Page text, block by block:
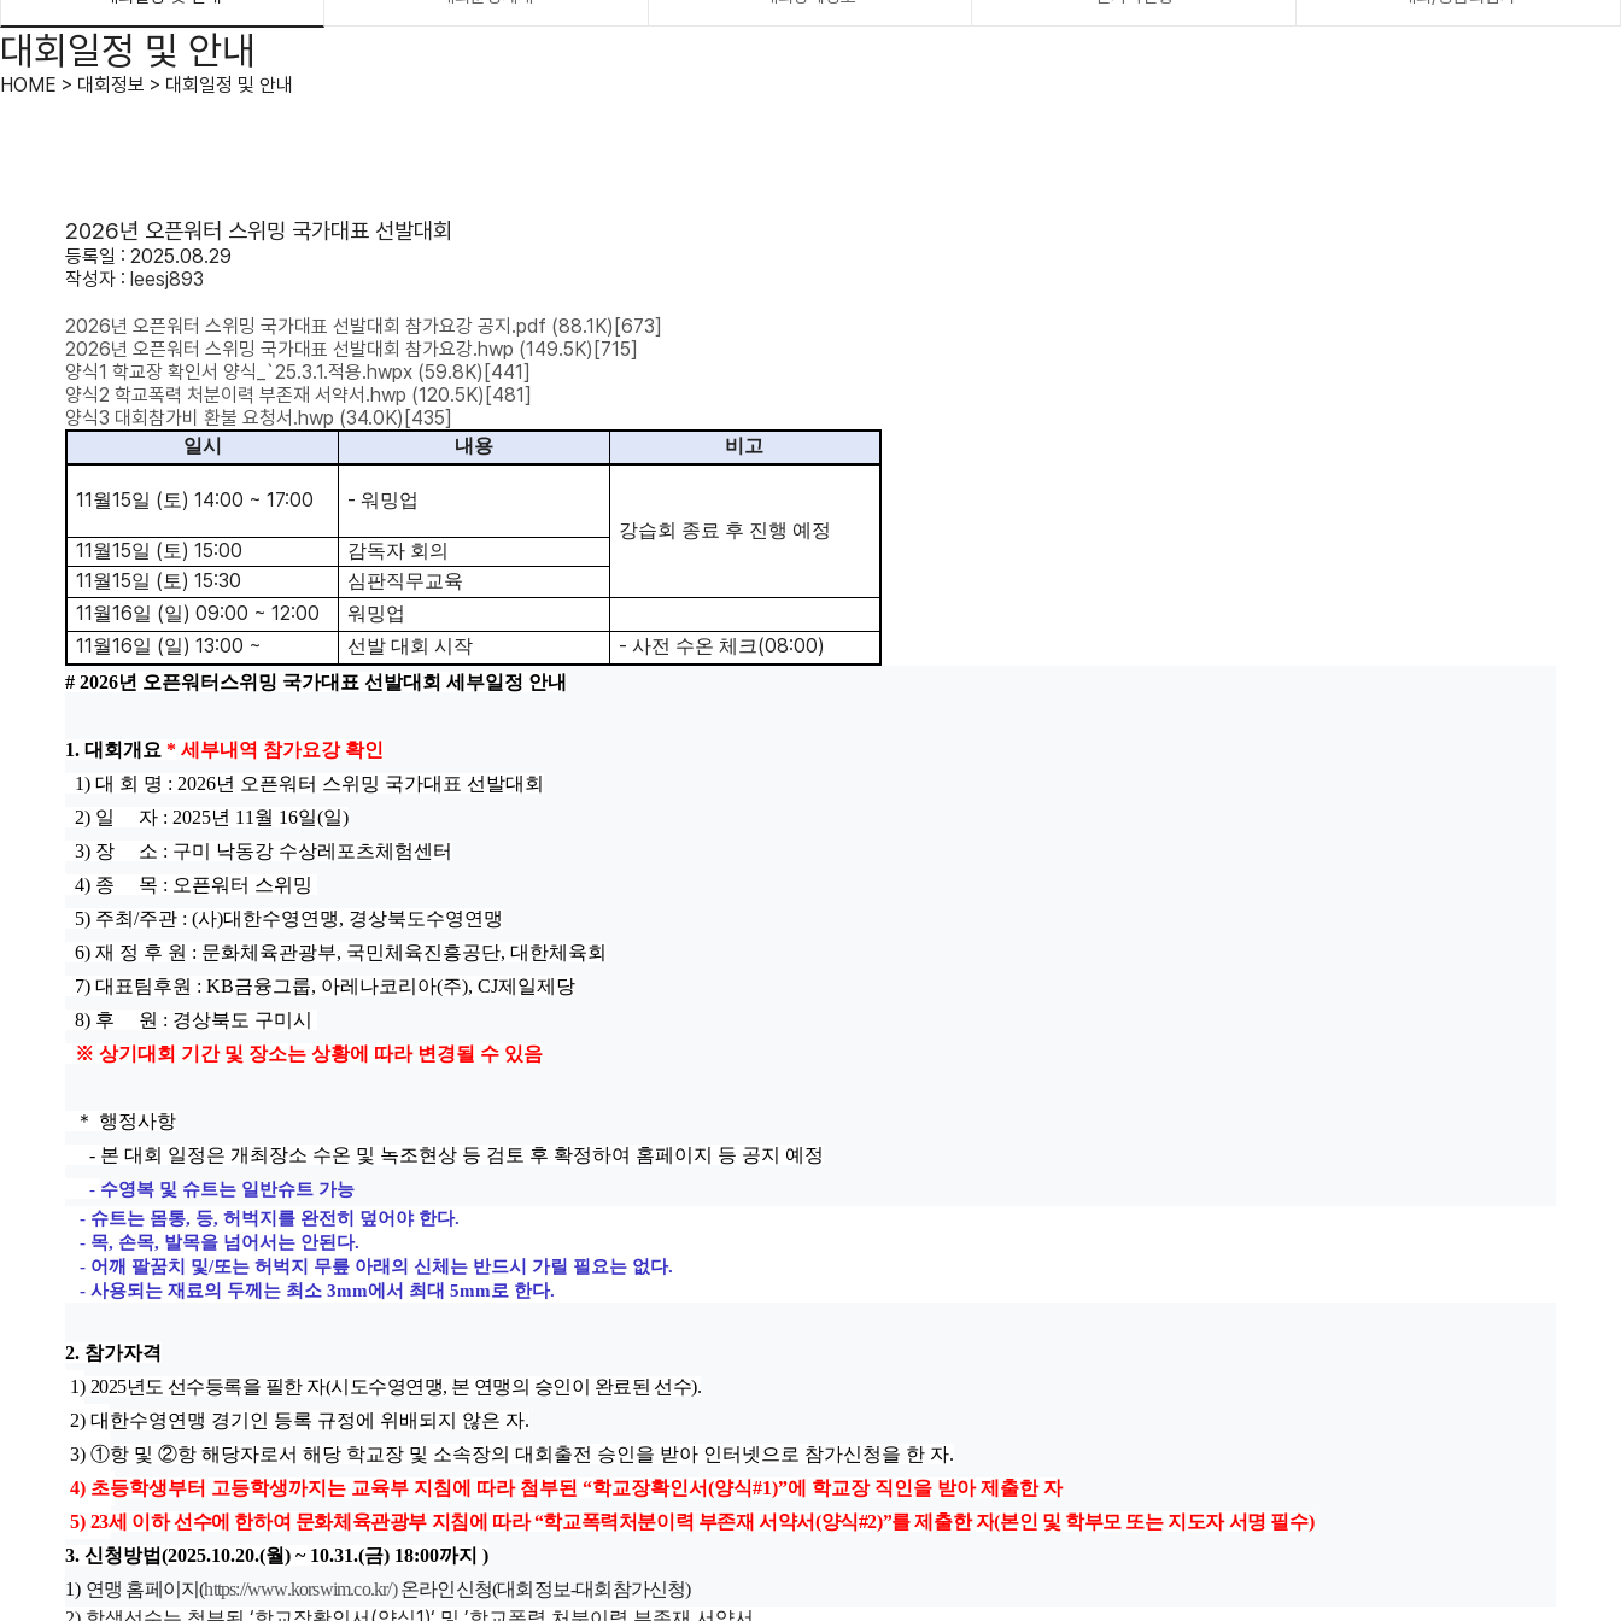
대회일정 및 안내
HOME > 대회정보 > 대회일정 및 안내
2026년 오픈워터 스위밍 국가대표 선발대회
등록일 : 2025.08.29
작성자 : leesj893
2026년 오픈워터 스위밍 국가대표 선발대회 참가요강 공지.pdf (88.1K) [673]
2026년 오픈워터 스위밍 국가대표 선발대회 참가요강.hwp (149.5K) [715]
양식1 학교장 확인서 양식_`25.3.1.적용.hwpx (59.8K) [441]
양식2 학교폭력 처분이력 부존재 서약서.hwp (120.5K) [481]
양식3 대회참가비 환불 요청서.hwp (34.0K) [435]
일시 내용 비고
11 월15일 ( 토) 14:00 ~ 17:00 - 워밍업
강습회 종료 후 진행 예정
11 월15일 ( 토) 15:00 감독자 회의
11 월15일 ( 토) 15:30 심판직무교육
11 월16일 (일) 09:00 ~ 12:00 워밍업
11 월16일 (일) 13:00 ~ 선발 대회 시작 - 사전 수온 체크(08:00)
# 2026년 오픈워터스위밍 국가대표 선발대회 세부일정 안내
1. 대회개요 * 세부내역 참가요강 확인
1) 대 회 명 : 2026년 오픈워터 스위밍 국가대표 선발대회
2) 일 자 : 2025년 11월 16일(일)
3) 장 소 : 구미 낙동강 수상레포츠체험센터
4) 종 목 : 오픈워터 스위밍
5) 주최/주관 : (사)대한수영연맹, 경상북도수영연맹
6) 재 정 후 원 : 문화체육관광부, 국민체육진흥공단, 대한체육회
7) 대표팀후원 : KB금융그룹, 아레나코리아(주), CJ제일제당
8) 후 원 : 경상북도 구미시
※ 상기대회 기간 및 장소는 상황에 따라 변경될 수 있음
＊ 행정사항
- 본 대회 일정은 개최장소 수온 및 녹조현상 등 검토 후 확정하여 홈페이지 등 공지 예정
- 수영복 및 슈트는 일반슈트 가능
- 슈트는 몸통, 등, 허벅지를 완전히 덮어야 한다.
- 목, 손목, 발목을 넘어서는 안된다.
- 어깨 팔꿈치 및/또는 허벅지 무릎 아래의 신체는 반드시 가릴 필요는 없다.
- 사용되는 재료의 두께는 최소 3mm에서 최대 5mm로 한다.
2. 참가자격
1) 2025년도 선수등록을 필한 자(시도수영연맹, 본 연맹의 승인이 완료된 선수).
2) 대한수영연맹 경기인 등록 규정에 위배되지 않은 자.
3) ①항 및 ②항 해당자로서 해당 학교장 및 소속장의 대회출전 승인을 받아 인터넷으로 참가신청을 한 자.
4) 초등학생부터 고등학생까지는 교육부 지침에 따라 첨부된 “학교장확인서(양식#1)”에 학교장 직인을 받아 제출한 자
5) 23세 이하 선수에 한하여 문화체육관광부 지침에 따라“학교폭력처분이력 부존재 서약서(양식#2)”를 제출한 자(본인 및 학부모 또는 지도자 서명 필수)
3. 신청방법(2025.10.20.(월) ~ 10.31.(금) 18:00까지 )
1) 연맹 홈페이지(https://www.korswim.co.kr/) 온라인신청(대회정보-대회참가신청)